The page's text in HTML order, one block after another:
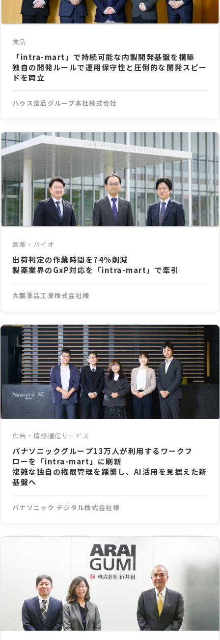
食品
「intra-mart」で持続可能な内製開発基盤を構築
独自の開発ルールで運用保守性と圧倒的な開発スピー
ドを両立
ハウス食品グループ本社株式会社
医薬・バイオ
出荷判定の作業時間を74％削減
製薬業界のGxP対応を「intra-mart」で牽引
大鵬薬品工業株式会社様
広告・情報通信サービス
パナソニックグループ13万⼈が利⽤するワークフ
ローを「intra-mart」に刷新
複雑な独⾃の権限管理を踏襲し、AI活⽤を⾒据えた新
基盤へ
パナソニック デジタル株式会社様